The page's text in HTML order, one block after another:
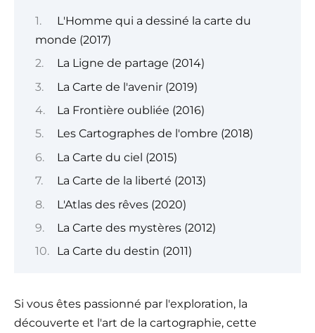
L'Homme qui a dessiné la carte du
monde (2017)
La Ligne de partage (2014)
La Carte de l'avenir (2019)
La Frontière oubliée (2016)
Les Cartographes de l'ombre (2018)
La Carte du ciel (2015)
La Carte de la liberté (2013)
L'Atlas des rêves (2020)
La Carte des mystères (2012)
La Carte du destin (2011)
Si vous êtes passionné par l'exploration, la
découverte et l'art de la cartographie, cette